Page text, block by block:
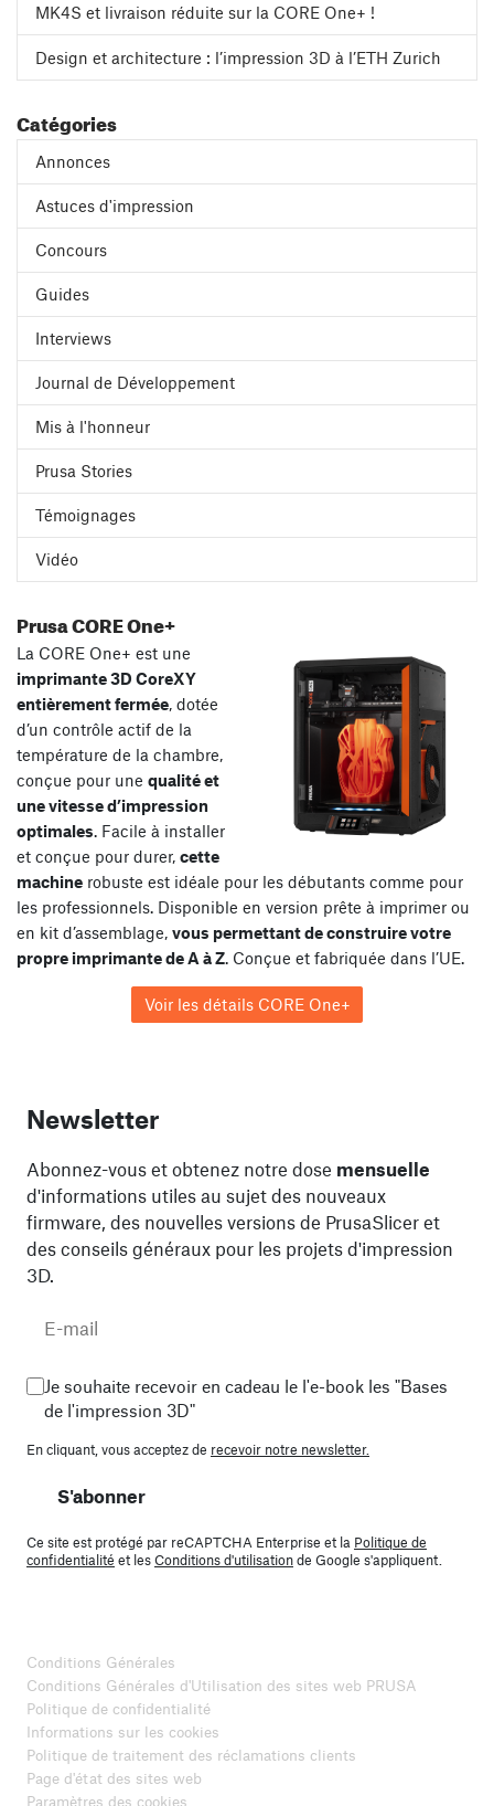
MK4S et livraison réduite sur la CORE One+ !
Design et architecture : l’impression 3D à l’ETH Zurich
Catégories
Annonces
Astuces d'impression
Concours
Guides
Interviews
Journal de Développement
Mis à l'honneur
Prusa Stories
Témoignages
Vidéo
Prusa CORE One+
La CORE One+ est une
imprimante 3D CoreXY
entièrement fermée, dotée
d’un contrôle actif de la
température de la chambre,
conçue pour une qualité et
une vitesse d’impression
optimales. Facile à installer
et conçue pour durer, cette
machine robuste est idéale pour les débutants comme pour
les professionnels. Disponible en version prête à imprimer ou
en kit d’assemblage, vous permettant de construire votre
propre imprimante de A à Z. Conçue et fabriquée dans l’UE.
Voir les détails CORE One+
Newsletter
Abonnez-vous et obtenez notre dose mensuelle
d'informations utiles au sujet des nouveaux
firmware, des nouvelles versions de PrusaSlicer et
des conseils généraux pour les projets d'impression
3D.
Je souhaite recevoir en cadeau le l'e-book les "Bases
de l'impression 3D"
En cliquant, vous acceptez de recevoir notre newsletter.
S'abonner
Ce site est protégé par reCAPTCHA Enterprise et la Politique de
confidentialité et lesConditions d'utilisationde Google s'appliquent.
Conditions Générales
Conditions Générales d'Utilisation des sites web PRUSA
Politique de confidentialité
Informations sur les cookies
Politique de traitement des réclamations clients
Page d'état des sites web
Paramètres des cookies